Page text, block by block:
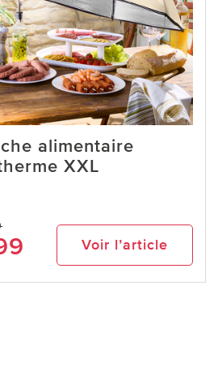
alimentaire
XXL
Voir l’article